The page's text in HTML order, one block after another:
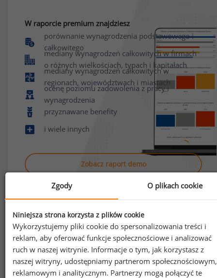
W raporcie premium znajdziesz
porównanie wynagrodzenia podstawowego i
całkowitego
mediany wynagrodzeń całkowitych w firmach
o różnych wielkościach, typach i kapitałach
mediany wynagrodzeń całkowitych w
regionach, województwach i miastach
ocenę poziomu zadowolenia z pracy i
wynagrodzenia
przyznawane benefity
i wiele innych
Zobacz raport demo
Jak uzyskać dostęp do raportu?
Zgody O plikach cookie
Niniejsza strona korzysta z plików cookie
Wykorzystujemy pliki cookie do spersonalizowania treści i
reklam, aby oferować funkcje społecznościowe i analizować
ruch w naszej witrynie. Informacje o tym, jak korzystasz z
naszej witryny, udostępniamy partnerom społecznościowym,
reklamowym i analitycznym. Partnerzy mogą połączyć te